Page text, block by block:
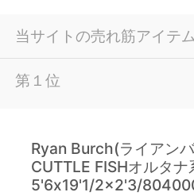
当サイトの売れ筋アイテ
第１位
Ryan Burch(ライアン
CUTTLE FISHオルタナ
5'6x19'1/2x2'3/